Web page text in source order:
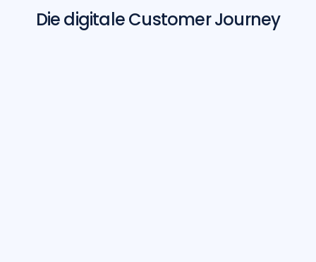
Die digitale Customer Journey